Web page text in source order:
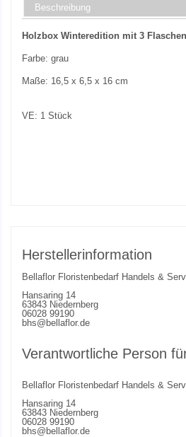
Beschreibung
Holzbox Winteredition mit 3 Flaschen
Farbe: grau
Maße: 16,5 x 6,5 x 16 cm
VE: 1 Stück
Herstellerinformation
Bellaflor Floristenbedarf Handels &
Hansaring 14
63843 Niedernberg
06028 99190
bhs@bellaflor.de
Verantwortliche Person
Bellaflor Floristenbedarf Handels &
Hansaring 14
63843 Niedernberg
06028 99190
bhs@bellaflor.de